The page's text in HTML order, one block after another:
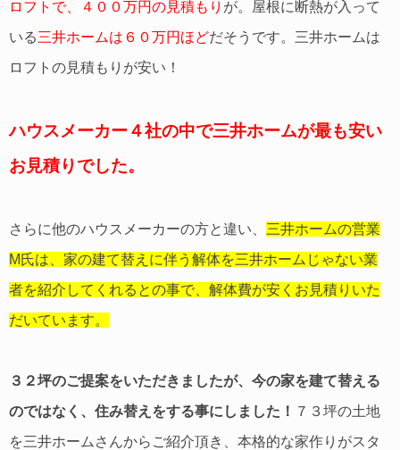
ロフトで、４００万円の見積もり が。屋根に断熱が入って
いる三井ホームは６０万円ほどだそうです。三井ホームは
ロフトの見積もりが安い！
ハウスメーカー４社の中で三井ホームが最も安い
お見積りでした。
さらに他のハウスメーカーの方と違い、 三井ホームの営業
M氏は、家の建て替えに伴う解体を三井ホームじゃない業
者を紹介してくれるとの事で、解体費が安くお見積りいた
だいています。
３２坪のご提案をいただきましたが、今の家を建て替える
のではなく、住み替えをする事にしました！ ７３坪の土地
を三井ホームさんからご紹介頂き、本格的な家作りがスタ